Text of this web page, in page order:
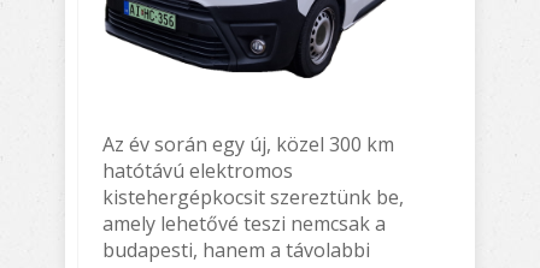
Az év során egy új, közel 300 km
hatótávú elektromos
kistehergépkocsit szereztünk be,
amely lehetővé teszi nemcsak a
budapesti, hanem a távolabbi